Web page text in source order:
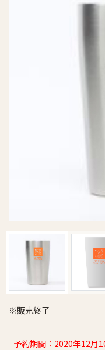
※販売終了
予約期間：2020年12月